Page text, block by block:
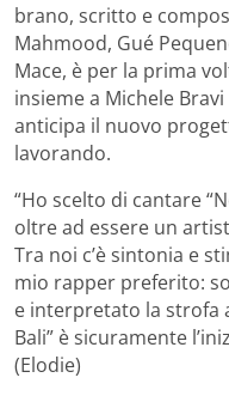
brano, scritto e
Mahmood, Gué
Mace, è per la prima
insieme a Michele Bravi
anticipa il nuovo
lavorando.
“Ho scelto di cantare
oltre ad essere un
Tra noi c’è sintonia e
mio rapper preferito:
e interpretato la strofa
Bali” è sicuramente
(Elodie)